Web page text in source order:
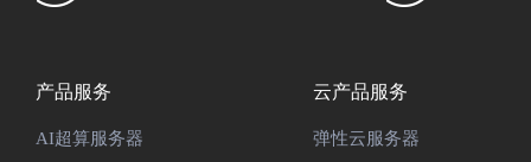
产品服务
AI超算服务器
云产品服务
弹性云服务器